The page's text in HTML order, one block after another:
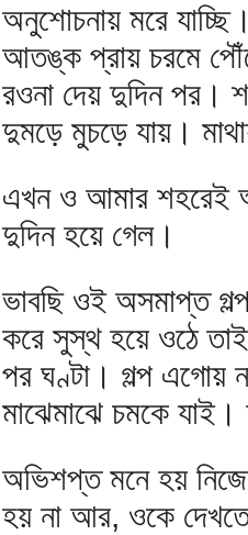
অনুশোচনায় মরে
আতঙ্ক প্রায় চরমে
রওনা দেয় দুদিন পর।
দুমড়ে মুচড়ে যায়।
এখন ও আমার শহরেই
দুদিন হয়ে গেল।
ভাবছি ওই অসমাপ্ত
করে সুস্থ হয়ে ওঠে তাই
পর ঘণ্টা। গল্প এগোয়
মাঝেমাঝে চমকে
অভিশপ্ত মনে হয়
হয় না আর, ওকে দেখতে